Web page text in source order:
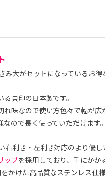
大がセットになっているお得
貝印の日本製です。
味なので使い方色々で幅が広
ので長く使っていただけます。
右利き・左利き対応のより優し
ップを採用しており、手にかか
かけた高品質なステンレス仕